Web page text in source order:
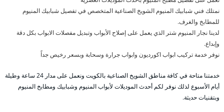
نمتلك فني شبابيك المنيوم الشويخ الصناعية المتخصص في تفصيل شبابيك المنيوم
للمطابخ والغرف.
لدينا نجار المنيوم شتر الذي يعمل على إصلاح الأبواب وتبديل مفصلات الابواب بكل دقة
وإبداع.
نوفر خدمة تركيب ابواب اكورديون وابواب جرارة وسحابة وبسعر رخيص جداً
خدمتنا متاحة في كافة مناطق الشويخ الصناعية بالكويت ونعمل على مدار 24 ساعة وطيلة
أيام الأسبوع لذلك نوفر لكم أحدث الموديلات لأبواب المنيوم وشبابيك ومطابخ المنيوم
وبتقنيات حديثة.